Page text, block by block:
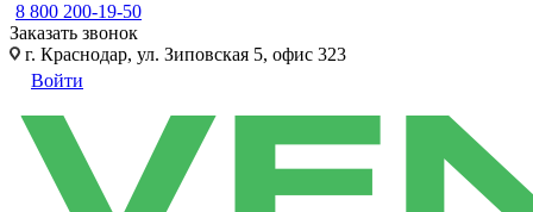
8 800 200-19-50
Заказать звонок
г. Краснодар, ул. Зиповская 5, офис 323
Войти